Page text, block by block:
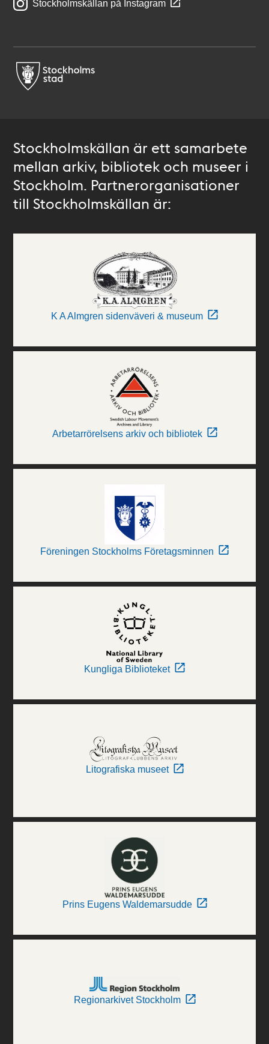
Stockholmskällan på Instagram
Stockholmskällan är ett samarbete
mellan arkiv, bibliotek och museer i
Stockholm. Partnerorganisationer
till Stockholmskällan är:
K A Almgren sidenväveri & museum
Arbetarrörelsens arkiv och bibliotek
Föreningen Stockholms Företagsminnen
Kungliga Biblioteket
Litografiska museet
Prins Eugens Waldemarsudde
Regionarkivet Stockholm